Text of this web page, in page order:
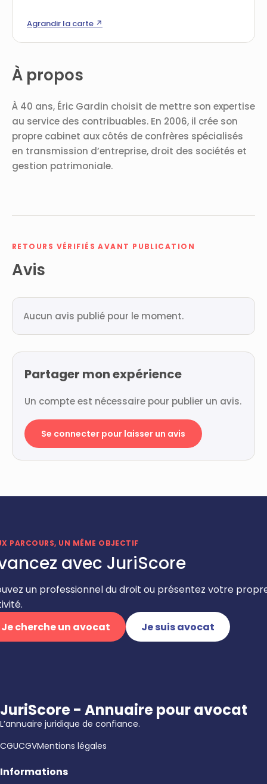
À propos
À 40 ans, Éric Gardin choisit de mettre son expertise
au service des contribuables. En 2006, il crée son
propre cabinet aux côtés de confrères spécialisés
en transmission d’entreprise, droit des sociétés et
gestion patrimoniale.
RETOURS VÉRIFIÉS AVANT PUBLICATION
Avis
Aucun avis publié pour le moment.
Partager mon expérience
Un compte est nécessaire pour publier un avis.
Se connecter pour laisser un avis
Agrandir la carte ↗
PARCOURS, UN MÊME OBJECTIF
avec JuriScore
un professionnel du droit ou présentez votre
Je cherche un avocat
Je suis avocat
JuriScore - Annuaire pour avocat
L’annuaire juridique de confiance.
CGUCGVMentions légales
Informations